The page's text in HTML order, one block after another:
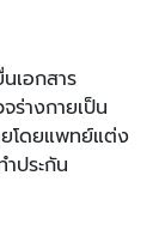
เอกสาร
ร่างกายเป็น
ยโดยแพทย์แต่ง
ประกัน